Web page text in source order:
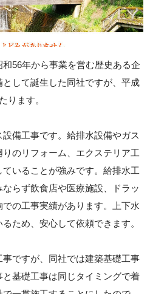
56年から事業を営む歴史ある企
して誕生した同社ですが、平成
ります。
備工事です。給排水設備やガス
のリフォーム、エクステリア工
いることが強みです。給排水工
らず飲食店や医療施設、ドラッ
の工事実績があります。上下水
ため、安心して依頼できます。
ですが、同社では建築基礎工事
基礎工事は同じタイミングで着